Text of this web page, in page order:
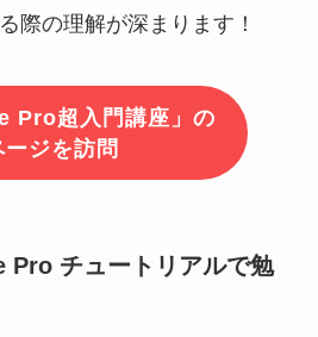
際の理解が深まります！
Pro超入門講座」の
ージを訪問
Pro チュートリアルで勉